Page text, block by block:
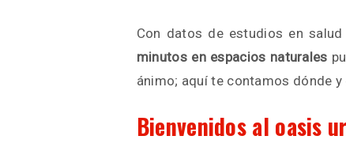
Con datos de estudios en
minutos en espacios naturales
ánimo; aquí te contamos dónde
Bienvenidos al oasis